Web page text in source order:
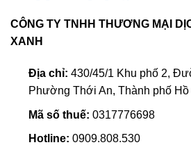
CÔNG TY TNHH THƯƠNG MẠI
XANH
Địa chỉ: 430/45/1 Khu phố 2,
Phường Thới An, Thành phố Hồ
Mã số thuế: 0317776698
Hotline: 0909.808.530